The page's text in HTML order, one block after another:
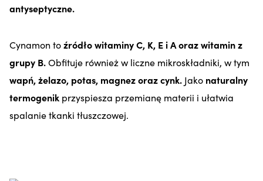
antyseptyczne.
Cynamon toźródło witaminy C, K, E i A oraz witamin z
grupy B.Obfituje również w liczne mikroskładniki, w tym
wapń, żelazo, potas, magnez oraz cynk. Jako naturalny
termogenik przyspiesza przemianę materii i ułatwia
spalanie tkanki tłuszczowej.